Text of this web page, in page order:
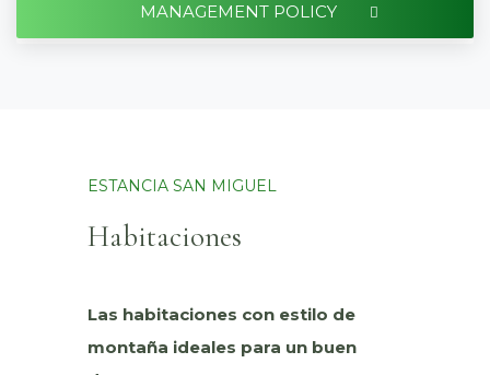
MANAGEMENT POLICY
ESTANCIA SAN MIGUEL
Habitaciones
Las habitaciones con estilo de
montaña ideales para un buen